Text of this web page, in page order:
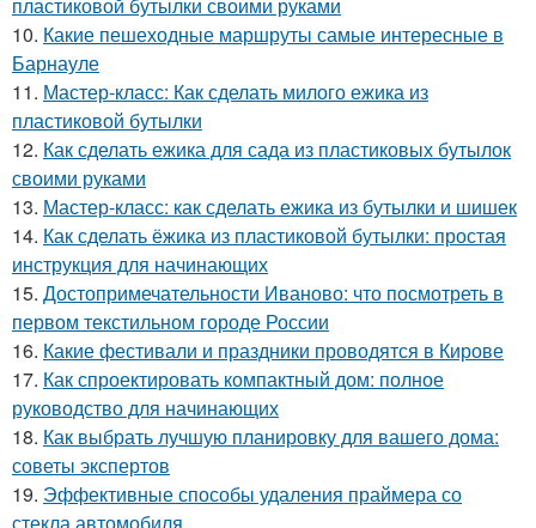
пластиковой бутылки своими руками
10. Какие пешеходные маршруты самые интересные в
Барнауле
11. Мастер-класс: Как сделать милого ежика из
пластиковой бутылки
12. Как сделать ежика для сада из пластиковых бутылок
своими руками
13. Мастер-класс: как сделать ежика из бутылки и шишек
14. Как сделать ёжика из пластиковой бутылки: простая
инструкция для начинающих
15. Достопримечательности Иваново: что посмотреть в
первом текстильном городе России
16. Какие фестивали и праздники проводятся в Кирове
17. Как спроектировать компактный дом: полное
руководство для начинающих
18. Как выбрать лучшую планировку для вашего дома:
советы экспертов
19. Эффективные способы удаления праймера со